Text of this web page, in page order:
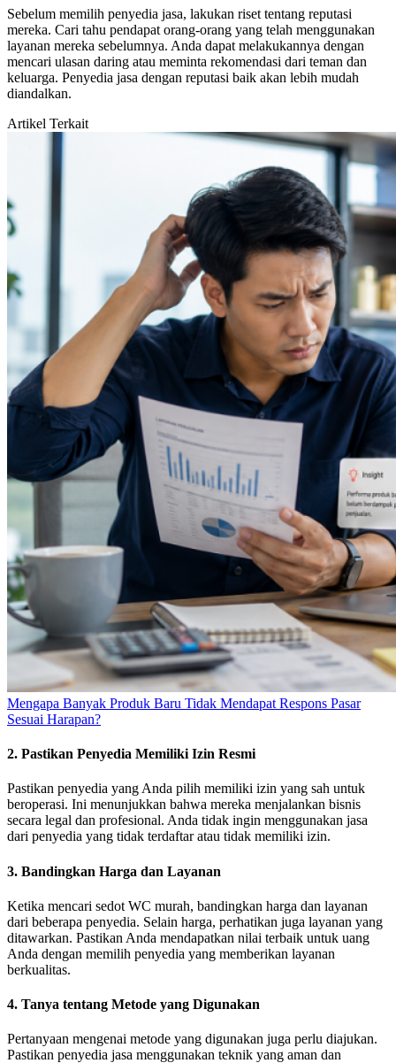
Sebelum memilih penyedia jasa, lakukan riset tentang reputasi
mereka. Cari tahu pendapat orang-orang yang telah menggunakan
layanan mereka sebelumnya. Anda dapat melakukannya dengan
mencari ulasan daring atau meminta rekomendasi dari teman dan
keluarga. Penyedia jasa dengan reputasi baik akan lebih mudah
diandalkan.
Artikel Terkait
Mengapa Banyak Produk Baru Tidak Mendapat Respons Pasar
Sesuai Harapan?
2. Pastikan Penyedia Memiliki Izin Resmi
Pastikan penyedia yang Anda pilih memiliki izin yang sah untuk
beroperasi. Ini menunjukkan bahwa mereka menjalankan bisnis
secara legal dan profesional. Anda tidak ingin menggunakan jasa
dari penyedia yang tidak terdaftar atau tidak memiliki izin.
3. Bandingkan Harga dan Layanan
Ketika mencari sedot WC murah, bandingkan harga dan layanan
dari beberapa penyedia. Selain harga, perhatikan juga layanan yang
ditawarkan. Pastikan Anda mendapatkan nilai terbaik untuk uang
Anda dengan memilih penyedia yang memberikan layanan
berkualitas.
4. Tanya tentang Metode yang Digunakan
Pertanyaan mengenai metode yang digunakan juga perlu diajukan.
Pastikan penyedia jasa menggunakan teknik yang aman dan